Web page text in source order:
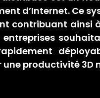
d’Internet. Ce
contribuant ainsi
entreprises
une productivité